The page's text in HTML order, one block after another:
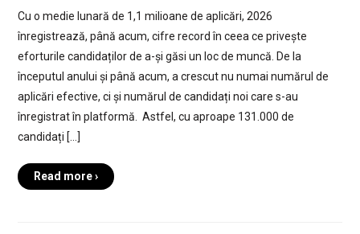
Cu o medie lunară de 1,1 milioane de aplicări, 2026
înregistrează, până acum, cifre record în ceea ce privește
eforturile candidaților de a-și găsi un loc de muncă. De la
începutul anului și până acum, a crescut nu numai numărul de
aplicări efective, ci și numărul de candidați noi care s-au
înregistrat în platformă. Astfel, cu aproape 131.000 de
candidați […]
Read more ›